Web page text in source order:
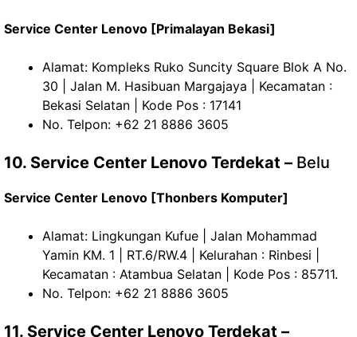
Service Center Lenovo [Primalayan Bekasi]
Alamat: Kompleks Ruko Suncity Square Blok A No.
30 | Jalan M. Hasibuan Margajaya | Kecamatan :
Bekasi Selatan | Kode Pos : 17141
No. Telpon: +62 21 8886 3605
10. Service Center Lenovo Terdekat – Belu
Service Center Lenovo [Thonbers Komputer]
Alamat: Lingkungan Kufue | Jalan Mohammad
Yamin KM. 1 | RT.6/RW.4 | Kelurahan : Rinbesi |
Kecamatan : Atambua Selatan | Kode Pos : 85711.
No. Telpon: +62 21 8886 3605
11. Service Center Lenovo Terdekat –